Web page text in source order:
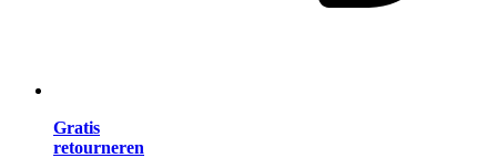
Gratis
retourneren